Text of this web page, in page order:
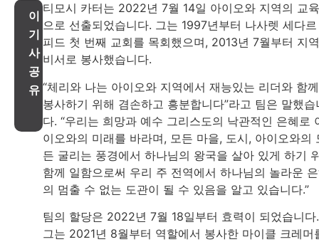
이
기
사
공
유
티모시 카터는 2022년 7월 14일 아이오와 지역의 교
으로 선출되었습니다. 그는 1997년부터 나사렛 세다
피드 첫 번째 교회를 목회했으며, 2013년 7월부터 지역
비서로 봉사했습니다.
“체리와 나는 아이오와 지역에서 재능있는 리더와 함께
봉사하기 위해 겸손하고 흥분합니다”라고 팀은 말했습
다. “우리는 희망과 예수 그리스도의 낙관적인 은혜로
이오와의 미래를 바라며, 모든 마을, 도시, 아이오와의
든 굴리는 풍경에서 하나님의 왕국을 살아 있게 하기
함께 일함으로써 우리 주 전역에서 하나님의 놀라운
의 멈출 수 없는 도관이 될 수 있음을 알고 있습니다.”
팀의 할당은 2022년 7월 18일부터 효력이 되었습니다.
그는 2021년 8월부터 역할에서 봉사한 마이클 크레머